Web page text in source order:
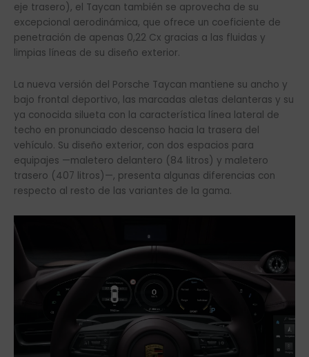
eje trasero), el Taycan también se aprovecha de su
excepcional aerodinámica, que ofrece un coeficiente de
penetración de apenas 0,22 Cx gracias a las fluidas y
limpias líneas de su diseño exterior.
La nueva versión del Porsche Taycan mantiene su ancho y
bajo frontal deportivo, las marcadas aletas delanteras y su
ya conocida silueta con la característica línea lateral de
techo en pronunciado descenso hacia la trasera del
vehículo. Su diseño exterior, con dos espacios para
equipajes —maletero delantero (84 litros) y maletero
trasero (407 litros)—, presenta algunas diferencias con
respecto al resto de las variantes de la gama.